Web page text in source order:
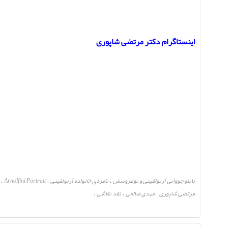
اینستاگرام دکتر مرتضی شاپوری
تابلو جووانی آرنولفینی و نوعروسش،نامزدی خانواده آرنولفینی،Arnolfini Portrait،
مرتضی شاپوری،مهدی صالحی،نقد نقاشی،